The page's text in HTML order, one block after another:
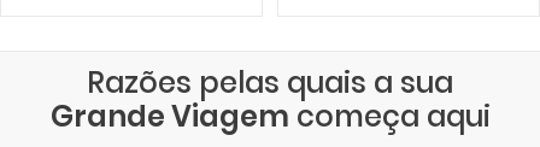
Razões pelas quais a sua
Grande Viagem começa aqui